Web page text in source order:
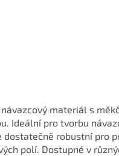
materiál s
Ideální pro tvorbu
dostatečně robustní pro
polí. Dostupné v